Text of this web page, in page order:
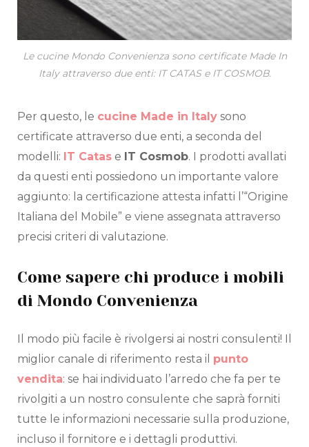
Le cucine Mondo Convenienza sono certificate Made In
Italy attraverso due enti: IT CATAS e IT COSMOB.
Per questo, le cucine Made in Italy sono
certificate attraverso due enti, a seconda del
modelli: IT Catas e IT Cosmob. I prodotti avallati
da questi enti possiedono un importante valore
aggiunto: la certificazione attesta infatti l’“Origine
Italiana del Mobile” e viene assegnata attraverso
precisi criteri di valutazione.
Come sapere chi produce i mobili
di Mondo Convenienza
Il modo più facile è rivolgersi ai nostri consulenti! Il
miglior canale di riferimento resta il punto
vendita: se hai individuato l’arredo che fa per te
rivolgiti a un nostro consulente che saprà forniti
tutte le informazioni necessarie sulla produzione,
incluso il fornitore e i dettagli produttivi.